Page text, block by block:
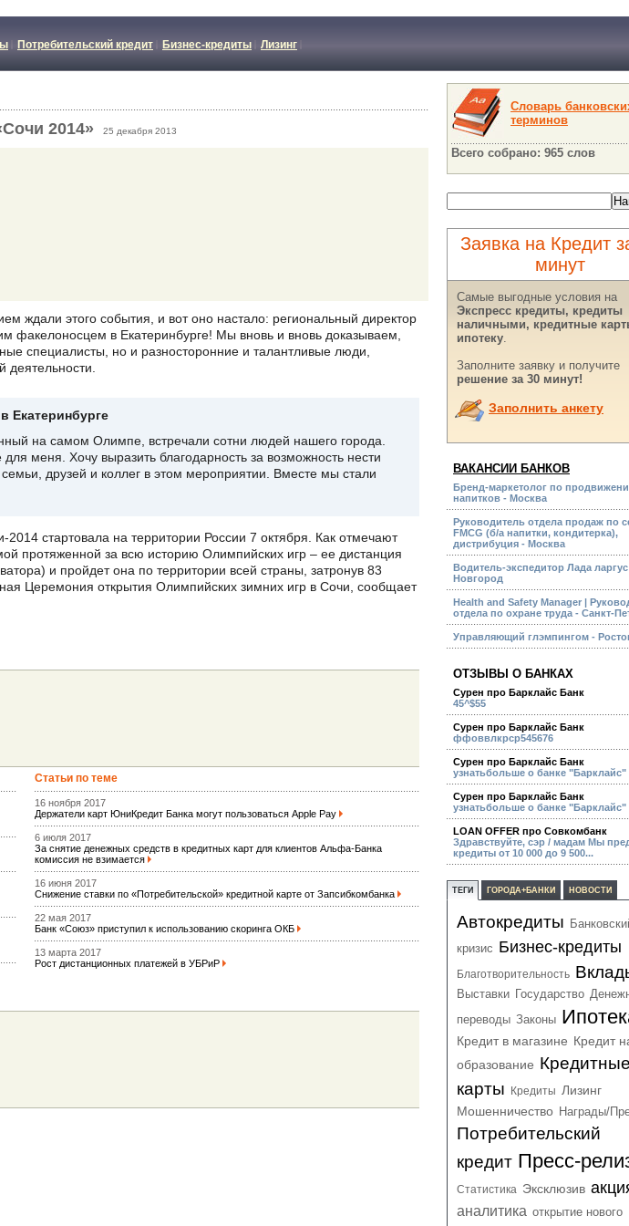
Потребительский кредит Бизнес-кредиты Лизинг
2014» 25 декабря 2013
ждали этого события, и вот оно настало: региональный директор
в Екатеринбурге! Мы вновь и вновь доказываем,
специалисты, но и разносторонние и талантливые люди,
деятельности.
Екатеринбурге
на самом Олимпе, встречали сотни людей нашего города.
меня. Хочу выразить благодарность за возможность нести
друзей и коллег в этом мероприятии. Вместе мы стали
стартовала на территории России 7 октября. Как отмечают
протяженной за всю историю Олимпийских игр – ее дистанция
и пройдет она по территории всей страны, затронув 83
Церемония открытия Олимпийских зимних игр в Сочи, сообщает
Статьи по теме
16 ноября 2017
Держатели карт ЮниКредит Банка могут пользоваться Apple Pay
6 июля 2017
За снятие денежных средств в кредитных карт для клиентов Альфа-Банка
комиссия не взимается
16 июня 2017
Снижение ставки по «Потребительской» кредитной карте от Запсибкомбанка
22 мая 2017
Банк «Союз» приступил к использованию скоринга ОКБ
13 марта 2017
Рост дистанционных платежей в УБРиР
Словарь
терминов
Всего собрано: 965 слов
Заявка на Кредит
минут
Самые выгодные условия на
Экспресс кредиты, кредиты
наличными, кредитные
ипотеку.
Заполните заявку и получите
решение за 30 минут!
Заполнить анкету
ВАКАНСИИ БАНКОВ
Бренд-маркетолог по
напитков - Москва
Руководитель отдела продаж по
FMCG (б/а напитки, кондитерка),
дистрибуция - Москва
Водитель-экспедитор Лада
Новгород
Health and Safety Manager |
отдела по охране труда - Санкт-
Управляющий глэмпингом -
ОТЗЫВЫ О БАНКАХ
Сурен про Барклайс Банк
45^$55
Сурен про Барклайс Банк
ффоввлкрср545676
Сурен про Барклайс Банк
узнатьбольше о банке "Барклайс"
Сурен про Барклайс Банк
узнатьбольше о банке "Барклайс"
LOAN OFFER про Совкомбанк
Здравствуйте, сэр / мадам Мы
кредиты от 10 000 до 9 500...
ТЕГИ ГОРОДА+БАНКИ НОВОСТИ
Автокредиты
кризис Бизнес-кредиты
Благотворительность
Выставки Государство
переводы Законы
Кредит в магазине Кредит
образование
карты
Кредиты Лизинг
Мошенничество Награды/
Потребительский
кредит Пресс-
Статистика Эксклюзив
аналитика открытие нового